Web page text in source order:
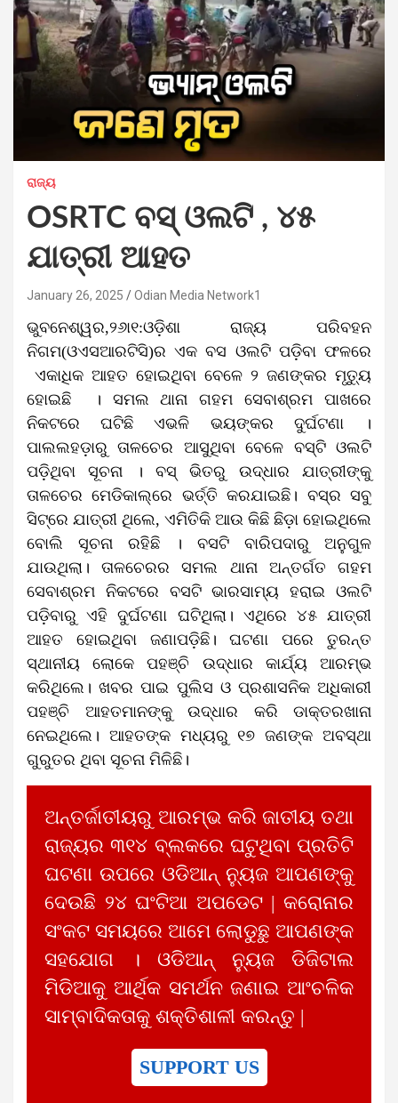
ରାଜ୍ୟ
OSRTC ବସ୍‌ ଓଲଟି , ୪୫
ଯାତ୍ରୀ ଆହତ
January 26, 2025 Odian Media Network1
ଭୁବନେଶ୍ୱର,୨୬ା୧:ଓଡ଼ିଶା ରାଜ୍ୟ ପରିବହନ
ନିଗମ(ଓଏସଆରଟିସି)ର ଏକ ବସ ଓଲଟି ପଡ଼ିବା ଫଳରେ
ଏକାଧିକ ଆହତ ହୋଇଥିବା ବେଳେ ୨ ଜଣଙ୍କର ମୃତ୍ୟୁ
ହୋଇଛି । ସମଲ ଥାନା ଗହମ ସେବାଶ୍ରମ ପାଖରେ
ନିକଟରେ ଘଟିଛି ଏଭଳି ଭୟଙ୍କର ଦୁର୍ଘଟଣା ।
ପାଲଲହଡ଼ାରୁ ତାଳଚେର ଆସୁଥିବା ବେଳେ ବସ୍‌ଟି ଓଲଟି
ପଡ଼ିଥିବା ସୂଚନା । ବସ୍‌ ଭିତରୁ ଉଦ୍ଧାର ଯାତ୍ରୀଙ୍କୁ
ତାଳଚେର ମେଡିକାଲ୍‌ରେ ଭର୍ତ୍ତି କରଯାଇଛି। ବସ୍‌ର ସବୁ
ସିଟ୍‌ରେ ଯାତ୍ରୀ ଥିଲେ, ଏମିତିକି ଆଉ କିଛି ଛିଡ଼ା ହୋଇଥିଲେ
ବୋଲି ସୂଚନା ରହିଛି । ବସଟି ବାରିପଦାରୁ ଅନୁଗୁଳ
ଯାଉଥିଲା। ତାଳଚେରର ସମଲ ଥାନା ଅନ୍ତର୍ଗତ ଗହମ
ସେବାଶ୍ରମ ନିକଟରେ ବସଟି ଭାରସାମ୍ୟ ହରାଇ ଓଲଟି
ପଡ଼ିବାରୁ ଏହି ଦୁର୍ଘଟଣା ଘଟିଥିଲା। ଏଥିରେ ୪୫ ଯାତ୍ରୀ
ଆହତ ହୋଇଥିବା ଜଣାପଡ଼ିଛି। ଘଟଣା ପରେ ତୁରନ୍ତ
ସ୍ଥାନୀୟ ଲୋକେ ପହଞ୍ଚି ଉଦ୍ଧାର କାର୍ଯ୍ୟ ଆରମ୍ଭ
କରିଥିଲେ। ଖବର ପାଇ ପୁଲିସ ଓ ପ୍ରଶାସନିକ ଅଧିକାରୀ
ପହଞ୍ଚି ଆହତମାନଙ୍କୁ ଉଦ୍ଧାର କରି ଡାକ୍ତରଖାନା
ନେଇଥିଲେ। ଆହତଙ୍କ ମଧ୍ୟରୁ ୧୭ ଜଣଙ୍କ ଅବସ୍ଥା
ଗୁରୁତର ଥିବା ସୂଚନା ମିଳିଛି।
ଅନ୍ତର୍ଜାତୀୟରୁ ଆରମ୍ଭ କରି ଜାତୀୟ ତଥା
ରାଜ୍ୟର ୩୧୪ ବ୍ଲକରେ ଘଟୁଥିବା ପ୍ରତିଟି
ଘଟଣା ଉପରେ ଓଡିଆନ୍ ନ୍ୟୁଜ ଆପଣଙ୍କୁ
ଦେଉଛି ୨୪ ଘଂଟିଆ ଅପଡେଟ | କରୋନାର
ସଂକଟ ସମୟରେ ଆମେ ଲୋଡୁଛୁ ଆପଣଙ୍କ
ସହଯୋଗ । ଓଡିଆନ୍ ନ୍ୟୁଜ ଡିଜିଟାଲ
ମିଡିଆକୁ ଆର୍ଥିକ ସମର୍ଥନ ଜଣାଇ ଆଂଚଳିକ
ସାମ୍ବାଦିକତାକୁ ଶକ୍ତିଶାଳୀ କରନ୍ତୁ |
SUPPORT US